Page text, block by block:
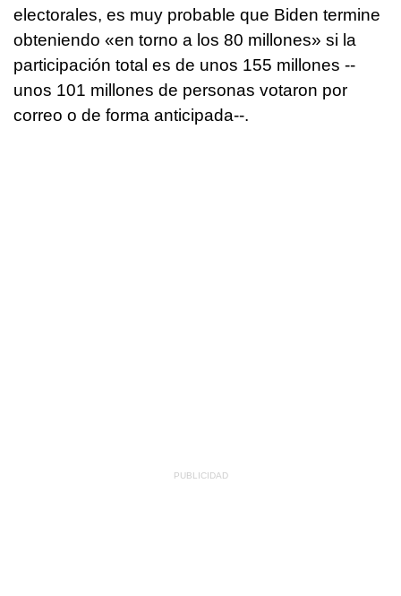
electorales, es muy probable que Biden termine
obteniendo «en torno a los 80 millones» si la
participación total es de unos 155 millones --
unos 101 millones de personas votaron por
correo o de forma anticipada--.